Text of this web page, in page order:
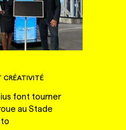
CRÉATIVITÉ
font tourner
au Stade